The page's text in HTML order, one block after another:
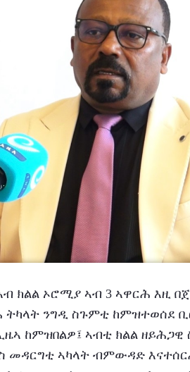
ክልል ኦሮሚያ ኣብ 3 ኣዋርሕ እዚ
ትካላት ንግዲ ስጉምቲ ከምዝተወሰደ
መዳርግቲ ኣካላት ብምውዳድ